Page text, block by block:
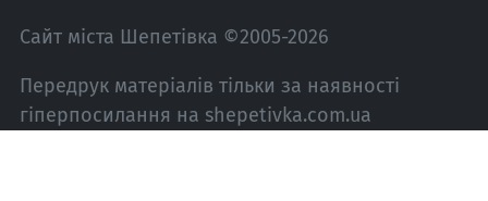
Сайт міста Шепетівка ©2005-2026
Передрук матеріалів тільки за наявності
гіперпосилання на shepetivka.com.ua